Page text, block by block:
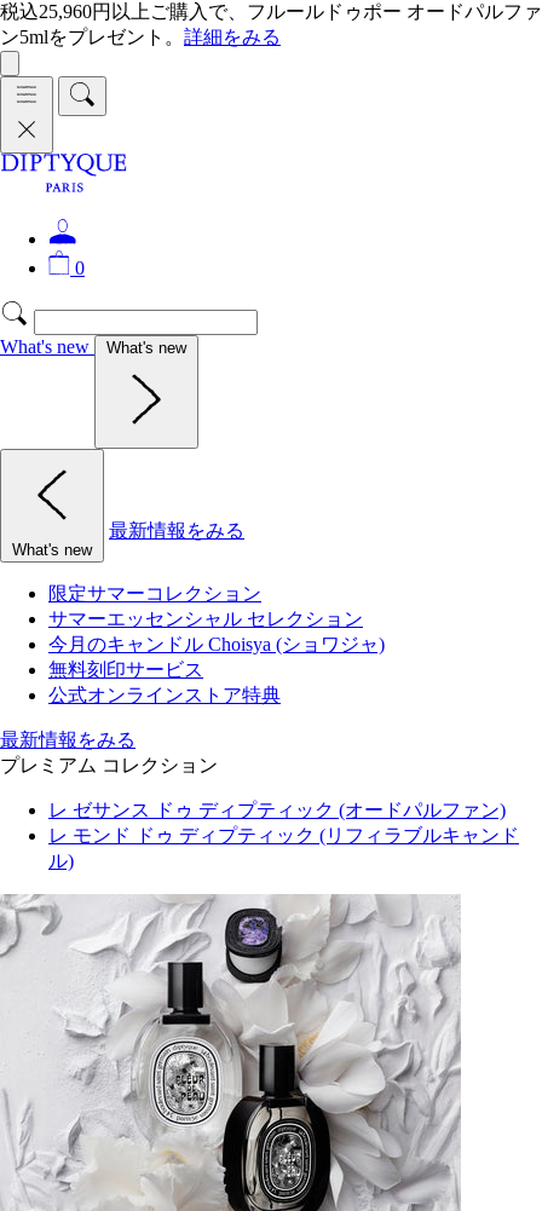
税込25,960円以上ご購入で、フルールドゥポー オードパルファ
ン5mlをプレゼント。 詳細をみる
0
What's new What's new
What's new
最新情報をみる
限定サマーコレクション
サマーエッセンシャル セレクション
今月のキャンドル Choisya (ショワジャ)
無料刻印サービス
公式オンラインストア特典
最新情報をみる
プレミアム コレクション
レ ゼサンス ドゥ ディプティック (オードパルファン)
レ モンド ドゥ ディプティック (リフィラブルキャンド
ル)